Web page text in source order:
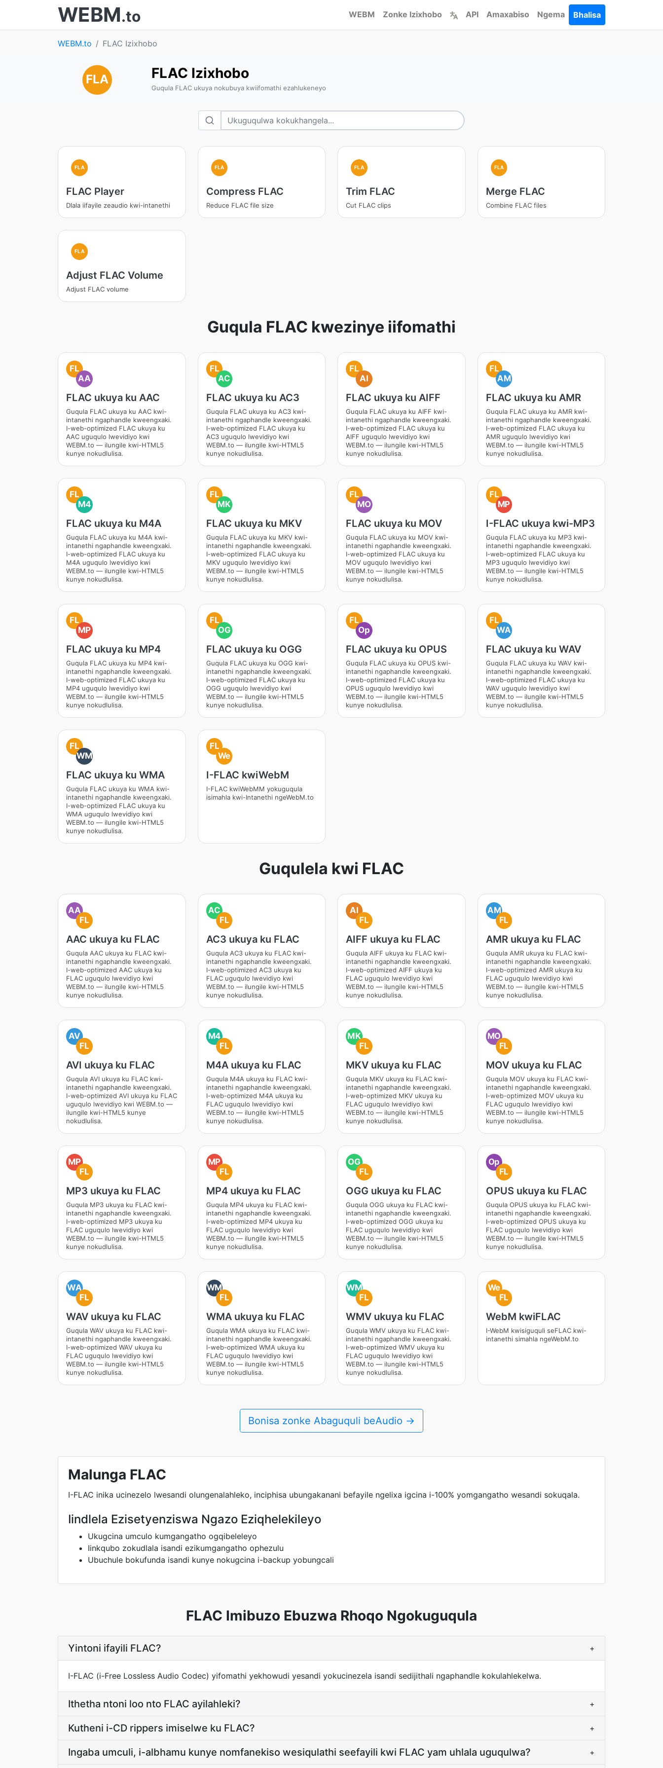
WEBM.to WEBM Zonke Izixhobo API Amaxabiso Ngema Bhalisa
WEBM.to FLAC Izixhobo
FLA FLAC Izixhobo
Guqula FLAC ukuya nokubuya kwiifomathi ezahlukeneyo
FLA
FLAC Player
Dlala iifayile zeaudio kwi-intanethi
FLA
Compress FLAC
Reduce FLAC file size
FLA
Trim FLAC
Cut FLAC clips
FLA
Merge FLAC
Combine FLAC files
FLA
Adjust FLAC Volume
Adjust FLAC volume
Guqula FLAC kwezinye iifomathi
FL
AA
FLAC ukuya ku AAC
Guqula FLAC ukuya ku AAC kwi-
intanethi ngaphandle kweengxaki.
I-web-optimized FLAC ukuya ku
AAC uguqulo lwevidiyo kwi
WEBM.to — ilungile kwi-HTML5
kunye nokudlulisa.
FL
AC
FLAC ukuya ku AC3
Guqula FLAC ukuya ku AC3 kwi-
intanethi ngaphandle kweengxaki.
I-web-optimized FLAC ukuya ku
AC3 uguqulo lwevidiyo kwi
WEBM.to — ilungile kwi-HTML5
kunye nokudlulisa.
FL
AI
FLAC ukuya ku AIFF
Guqula FLAC ukuya ku AIFF kwi-
intanethi ngaphandle kweengxaki.
I-web-optimized FLAC ukuya ku
AIFF uguqulo lwevidiyo kwi
WEBM.to — ilungile kwi-HTML5
kunye nokudlulisa.
FL
AM
FLAC ukuya ku AMR
Guqula FLAC ukuya ku AMR kwi-
intanethi ngaphandle kweengxaki.
I-web-optimized FLAC ukuya ku
AMR uguqulo lwevidiyo kwi
WEBM.to — ilungile kwi-HTML5
kunye nokudlulisa.
FL
M4
FLAC ukuya ku M4A
Guqula FLAC ukuya ku M4A kwi-
intanethi ngaphandle kweengxaki.
I-web-optimized FLAC ukuya ku
M4A uguqulo lwevidiyo kwi
WEBM.to — ilungile kwi-HTML5
kunye nokudlulisa.
FL
MK
FLAC ukuya ku MKV
Guqula FLAC ukuya ku MKV kwi-
intanethi ngaphandle kweengxaki.
I-web-optimized FLAC ukuya ku
MKV uguqulo lwevidiyo kwi
WEBM.to — ilungile kwi-HTML5
kunye nokudlulisa.
FL
MO
FLAC ukuya ku MOV
Guqula FLAC ukuya ku MOV kwi-
intanethi ngaphandle kweengxaki.
I-web-optimized FLAC ukuya ku
MOV uguqulo lwevidiyo kwi
WEBM.to — ilungile kwi-HTML5
kunye nokudlulisa.
FL
MP
I-FLAC ukuya kwi-MP3
Guqula FLAC ukuya ku MP3 kwi-
intanethi ngaphandle kweengxaki.
I-web-optimized FLAC ukuya ku
MP3 uguqulo lwevidiyo kwi
WEBM.to — ilungile kwi-HTML5
kunye nokudlulisa.
FL
MP
FLAC ukuya ku MP4
Guqula FLAC ukuya ku MP4 kwi-
intanethi ngaphandle kweengxaki.
I-web-optimized FLAC ukuya ku
MP4 uguqulo lwevidiyo kwi
WEBM.to — ilungile kwi-HTML5
kunye nokudlulisa.
FL
OG
FLAC ukuya ku OGG
Guqula FLAC ukuya ku OGG kwi-
intanethi ngaphandle kweengxaki.
I-web-optimized FLAC ukuya ku
OGG uguqulo lwevidiyo kwi
WEBM.to — ilungile kwi-HTML5
kunye nokudlulisa.
FL
Op
FLAC ukuya ku OPUS
Guqula FLAC ukuya ku OPUS kwi-
intanethi ngaphandle kweengxaki.
I-web-optimized FLAC ukuya ku
OPUS uguqulo lwevidiyo kwi
WEBM.to — ilungile kwi-HTML5
kunye nokudlulisa.
FL
WA
FLAC ukuya ku WAV
Guqula FLAC ukuya ku WAV kwi-
intanethi ngaphandle kweengxaki.
I-web-optimized FLAC ukuya ku
WAV uguqulo lwevidiyo kwi
WEBM.to — ilungile kwi-HTML5
kunye nokudlulisa.
FL
WM
FLAC ukuya ku WMA
Guqula FLAC ukuya ku WMA kwi-
intanethi ngaphandle kweengxaki.
I-web-optimized FLAC ukuya ku
WMA uguqulo lwevidiyo kwi
WEBM.to — ilungile kwi-HTML5
kunye nokudlulisa.
FL
We
I-FLAC kwiWebM
I-FLAC kwiWebMM yokuguqula
isimahla kwi-Intanethi ngeWebM.to
Guqulela kwi FLAC
AA
FL
AAC ukuya ku FLAC
Guqula AAC ukuya ku FLAC kwi-
intanethi ngaphandle kweengxaki.
I-web-optimized AAC ukuya ku
FLAC uguqulo lwevidiyo kwi
WEBM.to — ilungile kwi-HTML5
kunye nokudlulisa.
AC
FL
AC3 ukuya ku FLAC
Guqula AC3 ukuya ku FLAC kwi-
intanethi ngaphandle kweengxaki.
I-web-optimized AC3 ukuya ku
FLAC uguqulo lwevidiyo kwi
WEBM.to — ilungile kwi-HTML5
kunye nokudlulisa.
AI
FL
AIFF ukuya ku FLAC
Guqula AIFF ukuya ku FLAC kwi-
intanethi ngaphandle kweengxaki.
I-web-optimized AIFF ukuya ku
FLAC uguqulo lwevidiyo kwi
WEBM.to — ilungile kwi-HTML5
kunye nokudlulisa.
AM
FL
AMR ukuya ku FLAC
Guqula AMR ukuya ku FLAC kwi-
intanethi ngaphandle kweengxaki.
I-web-optimized AMR ukuya ku
FLAC uguqulo lwevidiyo kwi
WEBM.to — ilungile kwi-HTML5
kunye nokudlulisa.
AV
FL
AVI ukuya ku FLAC
Guqula AVI ukuya ku FLAC kwi-
intanethi ngaphandle kweengxaki.
I-web-optimized AVI ukuya ku FLAC
uguqulo lwevidiyo kwi WEBM.to —
ilungile kwi-HTML5 kunye
nokudlulisa.
M4
FL
M4A ukuya ku FLAC
Guqula M4A ukuya ku FLAC kwi-
intanethi ngaphandle kweengxaki.
I-web-optimized M4A ukuya ku
FLAC uguqulo lwevidiyo kwi
WEBM.to — ilungile kwi-HTML5
kunye nokudlulisa.
MK
FL
MKV ukuya ku FLAC
Guqula MKV ukuya ku FLAC kwi-
intanethi ngaphandle kweengxaki.
I-web-optimized MKV ukuya ku
FLAC uguqulo lwevidiyo kwi
WEBM.to — ilungile kwi-HTML5
kunye nokudlulisa.
MO
FL
MOV ukuya ku FLAC
Guqula MOV ukuya ku FLAC kwi-
intanethi ngaphandle kweengxaki.
I-web-optimized MOV ukuya ku
FLAC uguqulo lwevidiyo kwi
WEBM.to — ilungile kwi-HTML5
kunye nokudlulisa.
MP
FL
MP3 ukuya ku FLAC
Guqula MP3 ukuya ku FLAC kwi-
intanethi ngaphandle kweengxaki.
I-web-optimized MP3 ukuya ku
FLAC uguqulo lwevidiyo kwi
WEBM.to — ilungile kwi-HTML5
kunye nokudlulisa.
MP
FL
MP4 ukuya ku FLAC
Guqula MP4 ukuya ku FLAC kwi-
intanethi ngaphandle kweengxaki.
I-web-optimized MP4 ukuya ku
FLAC uguqulo lwevidiyo kwi
WEBM.to — ilungile kwi-HTML5
kunye nokudlulisa.
OG
FL
OGG ukuya ku FLAC
Guqula OGG ukuya ku FLAC kwi-
intanethi ngaphandle kweengxaki.
I-web-optimized OGG ukuya ku
FLAC uguqulo lwevidiyo kwi
WEBM.to — ilungile kwi-HTML5
kunye nokudlulisa.
Op
FL
OPUS ukuya ku FLAC
Guqula OPUS ukuya ku FLAC kwi-
intanethi ngaphandle kweengxaki.
I-web-optimized OPUS ukuya ku
FLAC uguqulo lwevidiyo kwi
WEBM.to — ilungile kwi-HTML5
kunye nokudlulisa.
WA
FL
WAV ukuya ku FLAC
Guqula WAV ukuya ku FLAC kwi-
intanethi ngaphandle kweengxaki.
I-web-optimized WAV ukuya ku
FLAC uguqulo lwevidiyo kwi
WEBM.to — ilungile kwi-HTML5
kunye nokudlulisa.
WM
FL
WMA ukuya ku FLAC
Guqula WMA ukuya ku FLAC kwi-
intanethi ngaphandle kweengxaki.
I-web-optimized WMA ukuya ku
FLAC uguqulo lwevidiyo kwi
WEBM.to — ilungile kwi-HTML5
kunye nokudlulisa.
WM
FL
WMV ukuya ku FLAC
Guqula WMV ukuya ku FLAC kwi-
intanethi ngaphandle kweengxaki.
I-web-optimized WMV ukuya ku
FLAC uguqulo lwevidiyo kwi
WEBM.to — ilungile kwi-HTML5
kunye nokudlulisa.
We
FL
WebM kwiFLAC
I-WebM kwisiguquli seFLAC kwi-
intanethi simahla ngeWebM.to
Bonisa zonke Abaguquli beAudio →
Malunga FLAC
I-FLAC inika ucinezelo lwesandi olungenalahleko, inciphisa ubungakanani befayile ngelixa igcina i-100% yomgangatho wesandi sokuqala.
Iindlela Ezisetyenziswa Ngazo Eziqhelekileyo
Ukugcina umculo kumgangatho ogqibeleleyo
Iinkqubo zokudlala isandi ezikumgangatho ophezulu
Ubuchule bokufunda isandi kunye nokugcina i-backup yobungcali
FLAC Imibuzo Ebuzwa Rhoqo Ngokuguqula
Yintoni ifayili FLAC? +
I-FLAC (i-Free Lossless Audio Codec) yifomathi yekhowudi yesandi yokucinezela isandi sedijithali ngaphandle kokulahlekelwa.
Ithetha ntoni loo nto FLAC ayilahleki? +
Kutheni i-CD rippers imiselwe ku FLAC? +
Ingaba umculi, i-albhamu kunye nomfanekiso wesiqulathi seefayili kwi FLAC yam uhlala uguqulwa? +